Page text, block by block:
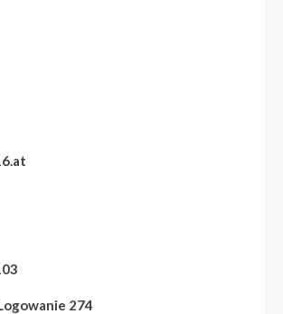
274